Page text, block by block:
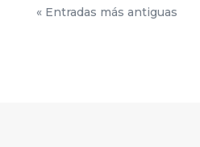
« Entradas más antiguas